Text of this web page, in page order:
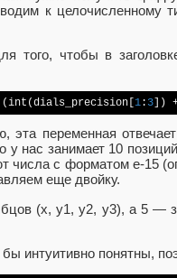
к целочисленному
того, чтобы в
(int(dials_precision[ 1: 3 ])
эта переменная
у нас занимает 10
числа с форматом e-15
еще двойку.
(x, y1, y2, y3), а 5 —
интуитивно понятны,